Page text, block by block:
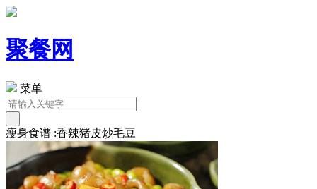
聚餐网
菜单
瘦身食谱 :香辣猪皮炒毛豆